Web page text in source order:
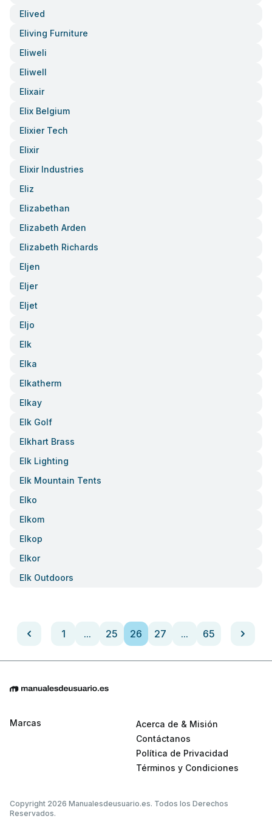
Elived
Eliving Furniture
Eliweli
Eliwell
Elixair
Elix Belgium
Elixier Tech
Elixir
Elixir Industries
Eliz
Elizabethan
Elizabeth Arden
Elizabeth Richards
Eljen
Eljer
Eljet
Eljo
Elk
Elka
Elkatherm
Elkay
Elk Golf
Elkhart Brass
Elk Lighting
Elk Mountain Tents
Elko
Elkom
Elkop
Elkor
Elk Outdoors
1 ... 25 26 27 ... 65
Marcas
Acerca de & Misión
Contáctanos
Política de Privacidad
Términos y Condiciones
Copyright 2026 Manualesdeusuario.es. Todos los Derechos
Reservados.